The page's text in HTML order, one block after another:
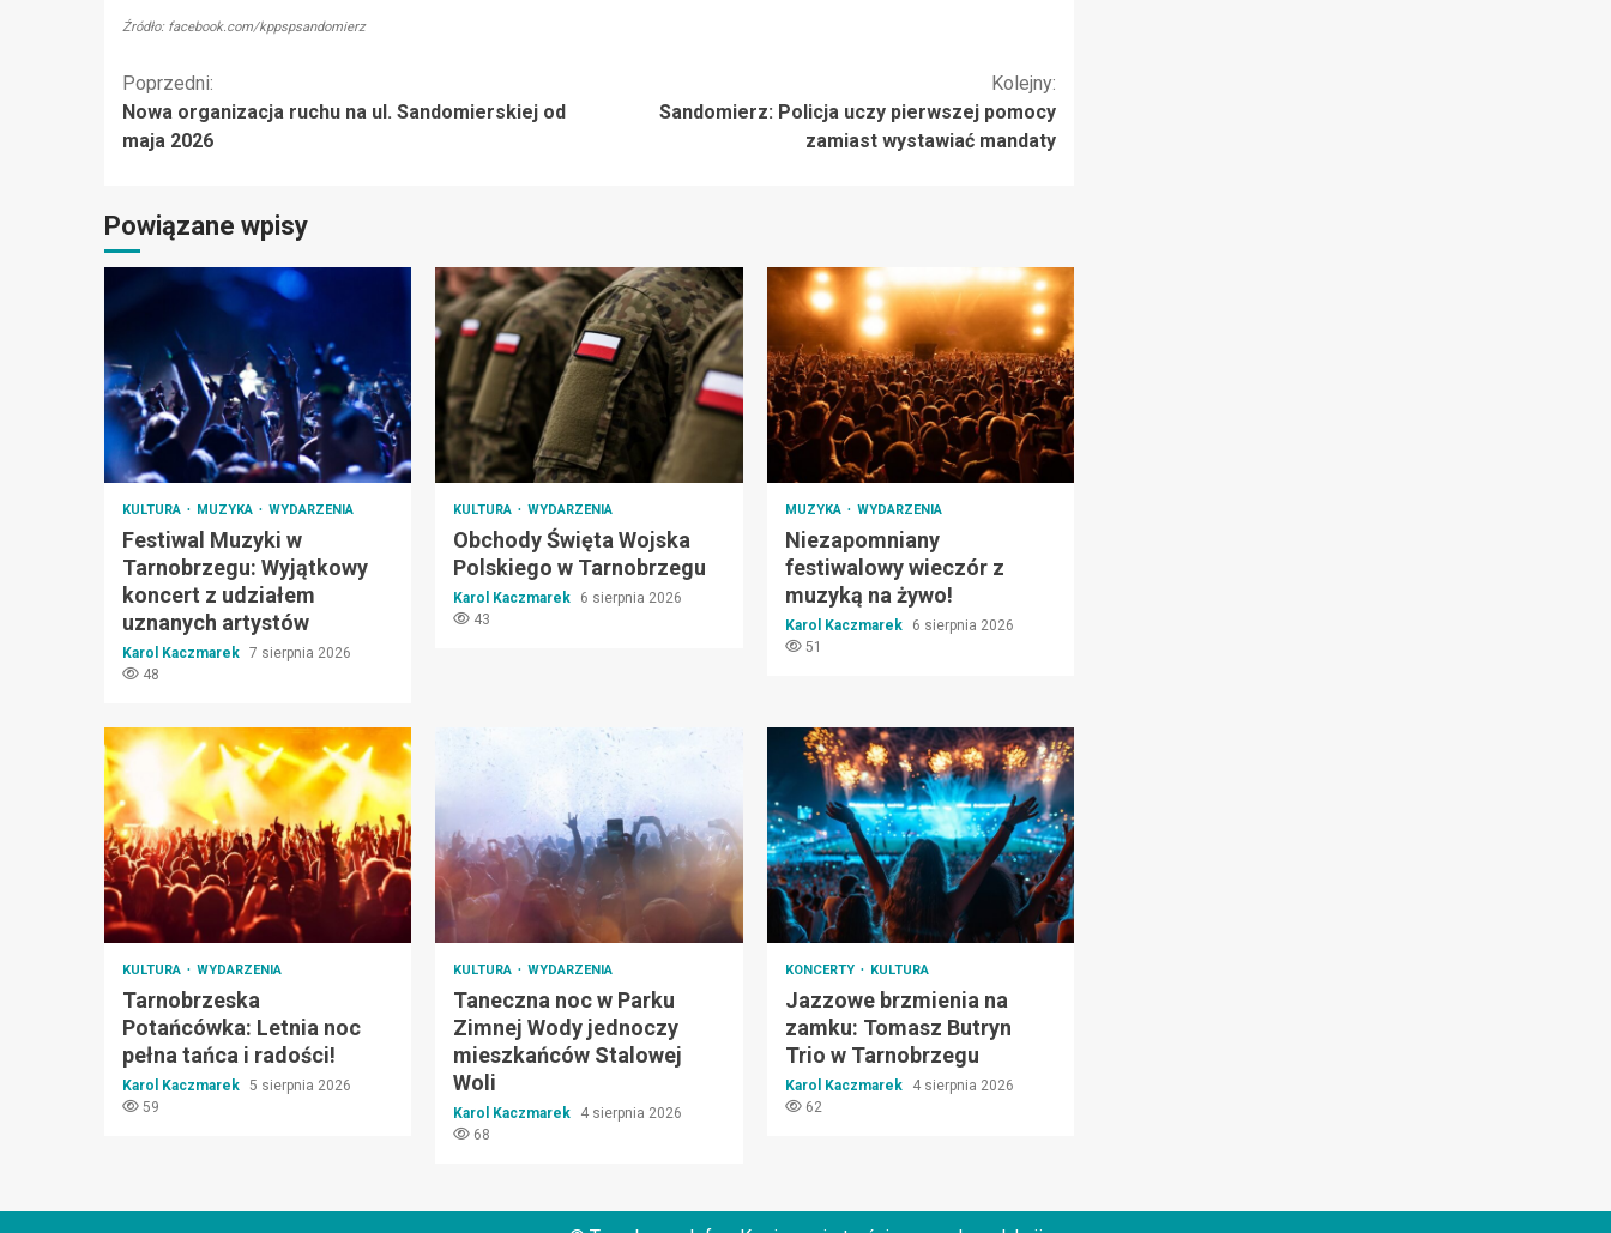
Źródło: facebook.com/kppspsandomierz
Kontynuuj
czytanie
Poprzedni:
Nowa organizacja ruchu na ul. Sandomierskiej od
maja 2026
Kolejny:
Sandomierz: Policja uczy pierwszej pomocy
zamiast wystawiać mandaty
Powiązane wpisy
KULTURA MUZYKA WYDARZENIA
Festiwal Muzyki w
Tarnobrzegu: Wyjątkowy
koncert z udziałem
uznanych artystów
Karol Kaczmarek 7 sierpnia 2026
48
KULTURA WYDARZENIA
Obchody Święta Wojska
Polskiego w Tarnobrzegu
Karol Kaczmarek
6 sierpnia 2026
43
MUZYKA WYDARZENIA
Niezapomniany
festiwalowy wieczór z
muzyką na żywo!
Karol Kaczmarek
6 sierpnia 2026
51
KULTURA WYDARZENIA
Tarnobrzeska
Potańcówka: Letnia noc
pełna tańca i radości!
Karol Kaczmarek 5 sierpnia 2026
59
KULTURA WYDARZENIA
Taneczna noc w Parku
Zimnej Wody jednoczy
mieszkańców Stalowej
Woli
Karol Kaczmarek
4 sierpnia 2026
68
KONCERTY KULTURA
Jazzowe brzmienia na
zamku: Tomasz Butryn
Trio w Tarnobrzegu
Karol Kaczmarek
4 sierpnia 2026
62